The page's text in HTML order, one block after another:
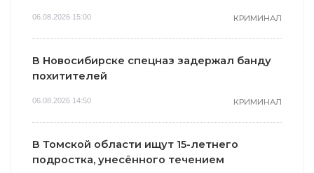
06.08.2026 15:00 КРИМИНАЛ
В Новосибирске спецназ задержал банду
похитителей
06.08.2026 14:50 КРИМИНАЛ
В Томской области ищут 15-летнего
подростка, унесённого течением